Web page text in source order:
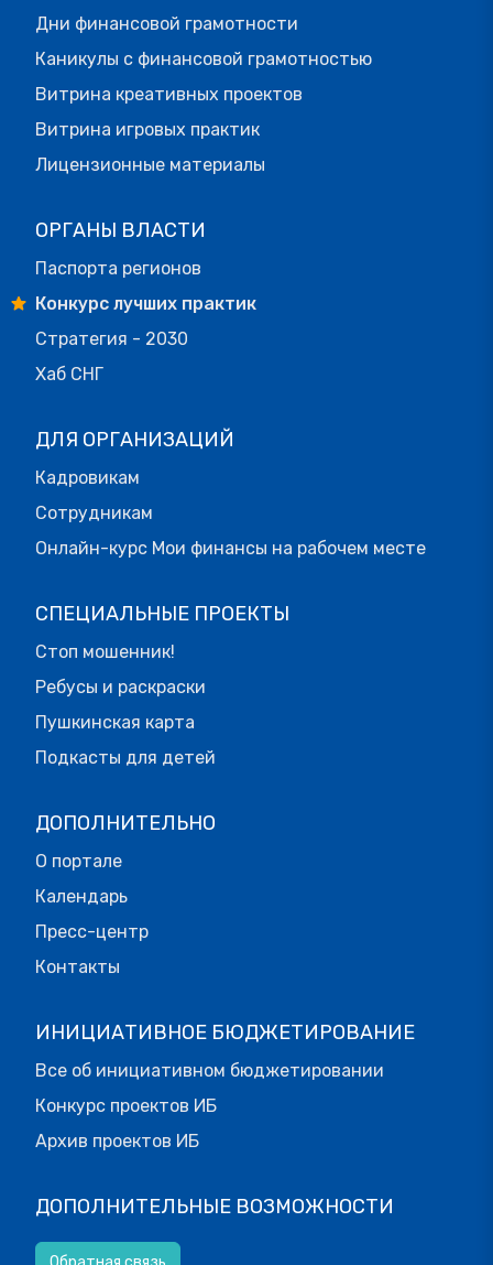
Дни финансовой грамотности
Каникулы с финансовой грамотностью
Витрина креативных проектов
Витрина игровых практик
Лицензионные материалы
ОРГАНЫ ВЛАСТИ
Паспорта регионов
Конкурс лучших практик
Стратегия - 2030
Хаб СНГ
ДЛЯ ОРГАНИЗАЦИЙ
Кадровикам
Сотрудникам
Онлайн-курс Мои финансы на рабочем месте
СПЕЦИАЛЬНЫЕ ПРОЕКТЫ
Стоп мошенник!
Ребусы и раскраски
Пушкинская карта
Подкасты для детей
ДОПОЛНИТЕЛЬНО
О портале
Календарь
Пресс-центр
Контакты
ИНИЦИАТИВНОЕ БЮДЖЕТИРОВАНИЕ
Все об инициативном бюджетировании
Конкурс проектов ИБ
Архив проектов ИБ
ДОПОЛНИТЕЛЬНЫЕ ВОЗМОЖНОСТИ